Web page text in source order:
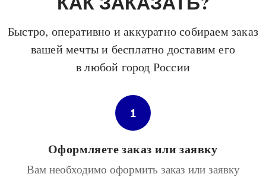
Быстро, оперативно и аккуратно собираем заказ
вашей мечты и бесплатно доставим его
в любой город России
1
Оформляете заказ или заявку
Вам необходимо оформить заказ или заявку